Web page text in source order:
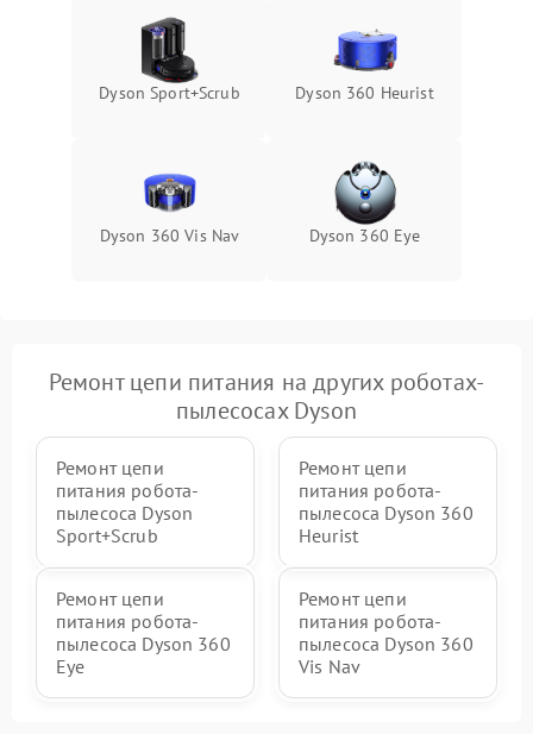
Dyson Sport+Scrub Dyson 360 Heurist
Dyson 360 Vis Nav Dyson 360 Eye
Ремонт цепи питания на других роботах-
пылесосах Dyson
Ремонт цепи
питания робота-
пылесоса Dyson
Sport+Scrub
Ремонт цепи
питания робота-
пылесоса Dyson 360
Heurist
Ремонт цепи
питания робота-
пылесоса Dyson 360
Eye
Ремонт цепи
питания робота-
пылесоса Dyson 360
Vis Nav